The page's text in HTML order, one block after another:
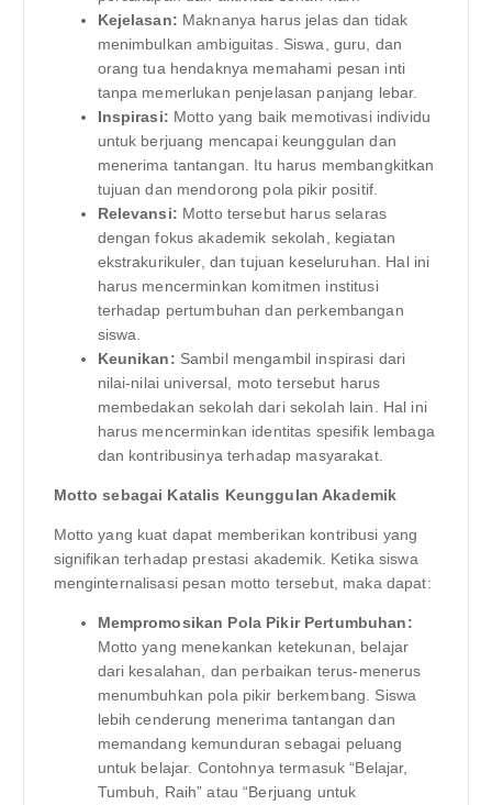
Kejelasan: Maknanya harus jelas dan tidak
menimbulkan ambiguitas. Siswa, guru, dan
orang tua hendaknya memahami pesan inti
tanpa memerlukan penjelasan panjang lebar.
Inspirasi: Motto yang baik memotivasi individu
untuk berjuang mencapai keunggulan dan
menerima tantangan. Itu harus membangkitkan
tujuan dan mendorong pola pikir positif.
Relevansi: Motto tersebut harus selaras
dengan fokus akademik sekolah, kegiatan
ekstrakurikuler, dan tujuan keseluruhan. Hal ini
harus mencerminkan komitmen institusi
terhadap pertumbuhan dan perkembangan
siswa.
Keunikan: Sambil mengambil inspirasi dari
nilai-nilai universal, moto tersebut harus
membedakan sekolah dari sekolah lain. Hal ini
harus mencerminkan identitas spesifik lembaga
dan kontribusinya terhadap masyarakat.
Motto sebagai Katalis Keunggulan Akademik
Motto yang kuat dapat memberikan kontribusi yang
signifikan terhadap prestasi akademik. Ketika siswa
menginternalisasi pesan motto tersebut, maka dapat:
Mempromosikan Pola Pikir Pertumbuhan:
Motto yang menekankan ketekunan, belajar
dari kesalahan, dan perbaikan terus-menerus
menumbuhkan pola pikir berkembang. Siswa
lebih cenderung menerima tantangan dan
memandang kemunduran sebagai peluang
untuk belajar. Contohnya termasuk “Belajar,
Tumbuh, Raih” atau “Berjuang untuk